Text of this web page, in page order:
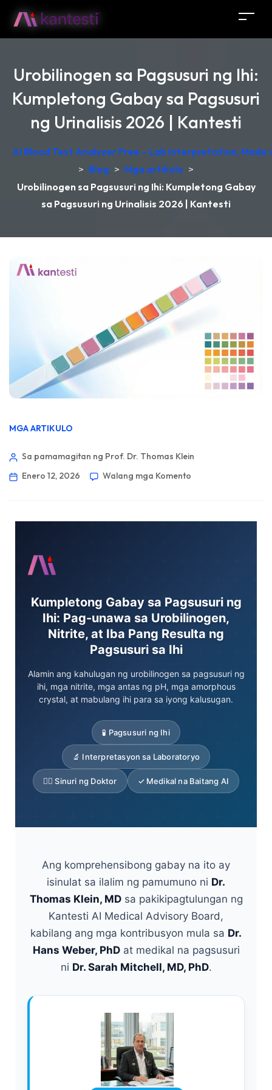
Urobilinogen sa Pagsusuri ng Ihi:
Kumpletong Gabay sa Pagsusuri
ng Urinalisis 2026 | Kantesti
AI Blood Test Analyzer Free – Lab Interpretation, Made
> Blog > Mga artikulo >
Urobilinogen sa Pagsusuri ng Ihi: Kumpletong Gabay
sa Pagsusuri ng Urinalisis 2026 | Kantesti
MGA ARTIKULO
Sa pamamagitan ng Prof. Dr. Thomas Klein
Enero 12, 2026
Walang mga Komento
Kumpletong Gabay sa Pagsusuri ng
Ihi: Pag-unawa sa Urobilinogen,
Nitrite, at Iba Pang Resulta ng
Pagsusuri sa Ihi
Alamin ang kahulugan ng urobilinogen sa pagsusuri ng
ihi, mga nitrite, mga antas ng pH, mga amorphous
crystal, at mabulang ihi para sa iyong kalusugan.
🧪 Pagsusuri ng Ihi
🔬 Interpretasyon sa Laboratoryo
👨‍⚕️ Sinuri ng Doktor ✓ Medikal na Baitang AI
Ang komprehensibong gabay na ito ay
isinulat sa ilalim ng pamumuno ni Dr.
Thomas Klein, MDsa pakikipagtulungan ng
Kantesti AI Medical Advisory Board,
kabilang ang mga kontribusyon mula sa Dr.
Hans Weber, PhDat medikal na pagsusuri
ni Dr. Sarah Mitchell, MD, PhD.